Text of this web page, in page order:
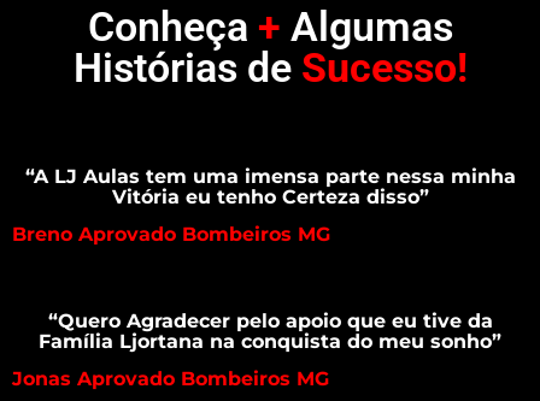
Conheça + Algumas
Histórias de Sucesso!
“A LJ Aulas tem uma imensa parte nessa minha
Vitória eu tenho Certeza disso”
Breno Aprovado Bombeiros MG
“Quero Agradecer pelo apoio que eu tive da
Família Ljortana na conquista do meu sonho”
Jonas Aprovado Bombeiros MG